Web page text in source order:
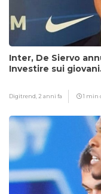
Inter, De Siervo
Investire sui
Digitrend, 2 anni fa 1 min